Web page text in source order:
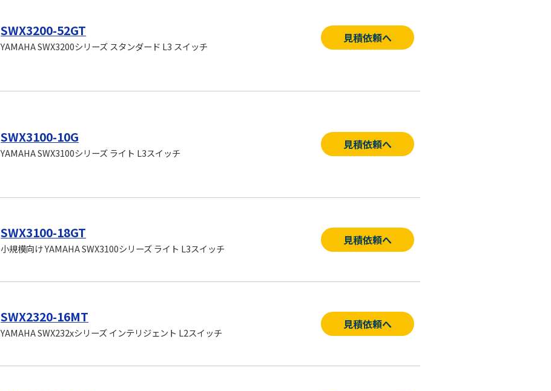
SWX3200-52GT
YAMAHA SWX3200シリーズ スタンダード L3 スイッチ
見積依頼へ
SWX3100-10G
YAMAHA SWX3100シリーズ ライト L3スイッチ
見積依頼へ
SWX3100-18GT
小規模向け YAMAHA SWX3100シリーズ ライト L3スイッチ
見積依頼へ
SWX2320-16MT
YAMAHA SWX232xシリーズ インテリジェント L2スイッチ
見積依頼へ